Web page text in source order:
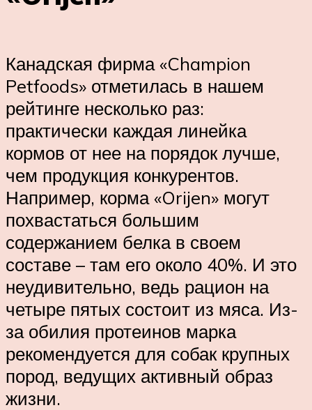
Канадская фирма «Champion
Petfoods» отметилась в нашем
рейтинге несколько раз:
практически каждая линейка
кормов от нее на порядок лучше,
чем продукция конкурентов.
Например, корма «Orijen» могут
похвастаться большим
содержанием белка в своем
составе – там его около 40%. И это
неудивительно, ведь рацион на
четыре пятых состоит из мяса. Из-
за обилия протеинов марка
рекомендуется для собак крупных
пород, ведущих активный образ
жизни.